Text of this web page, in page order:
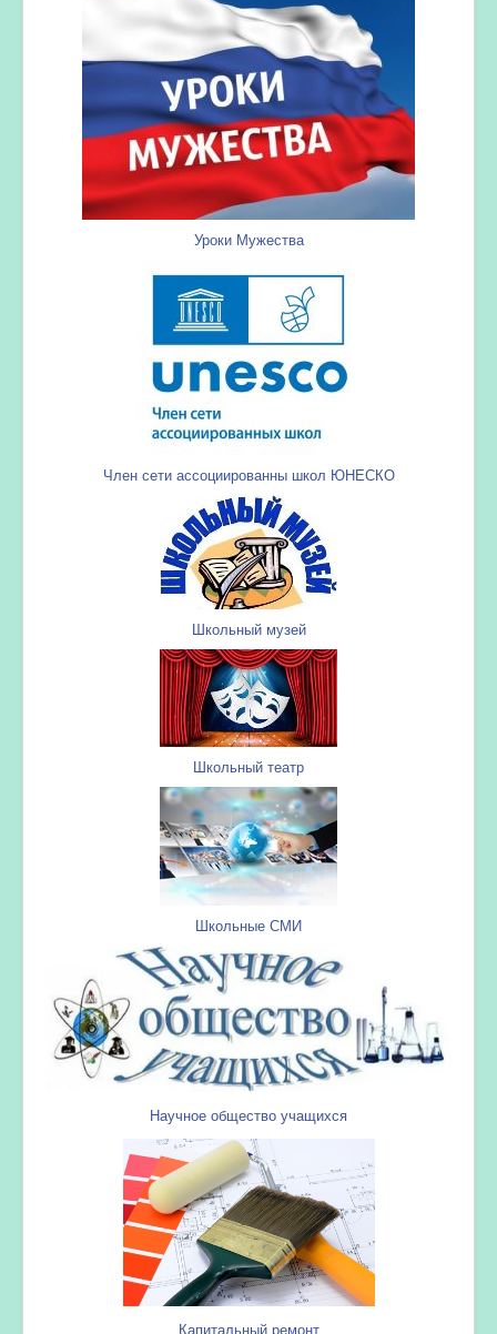
Уроки Мужества
Член сети ассоциированны школ ЮНЕСКО
Школьный музей
Школьный театр
Школьные СМИ
Научное общество учащихся
Капитальный ремонт